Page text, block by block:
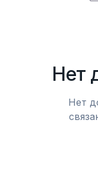
Нет
Нет